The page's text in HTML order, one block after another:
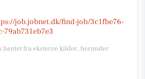
job.jobnet.dk/find-job/3c1fbe76-
79ab731eb7e3
hentet fra eksterne kilder, herunder